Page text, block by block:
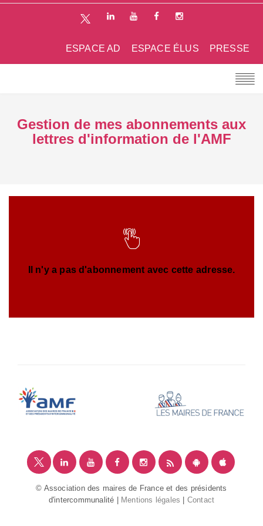
PRESSE
ESPACE ÉLUS
ESPACE AD
Gestion de mes abonnements aux
lettres d'information de l'AMF
Il n'y a pas d'abonnement avec cette adresse.
© Association des maires de France et des présidents
d'intercommunalité |
Mentions légales Contact